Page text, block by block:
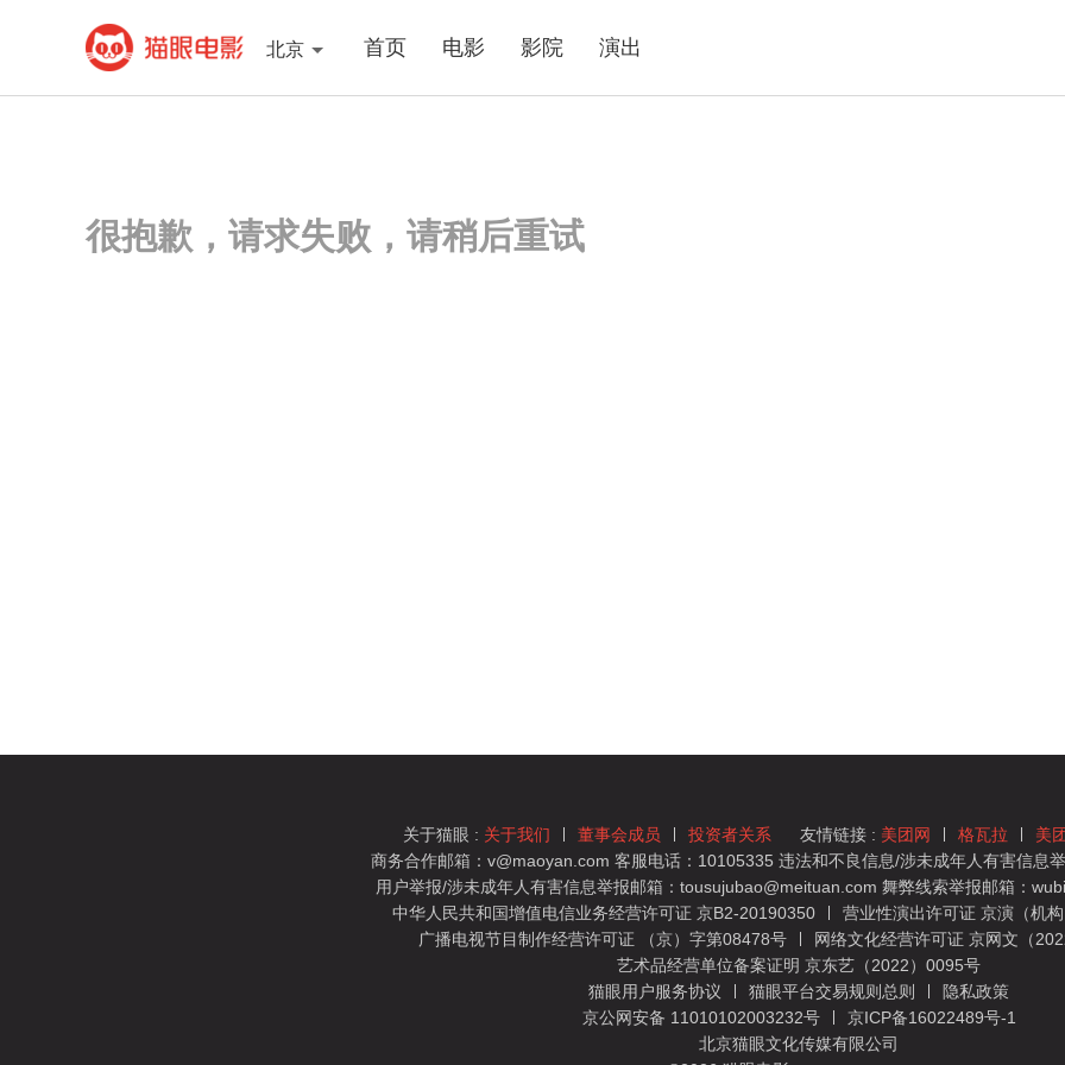
北京 首页 电影 影院 演出
很抱歉，请求失败，请稍后重试
关于猫眼 : 关于我们 董事会成员 投资者关系 友情链接 : 美团网 格瓦拉 美
商务合作邮箱：v@maoyan.com 客服电话：10105335 违法和不良信息/涉未成年人有害信息
用户举报/涉未成年人有害信息举报邮箱：tousujubao@meituan.com 舞弊线索举报邮箱：
中华人民共和国增值电信业务经营许可证 京B2-20190350
营业性演出许可证 京演（机
广播电视节目制作经营许可证 （京）字第08478号
网络文化经营许可证 京网文（
艺术品经营单位备案证明 京东艺（2022）0095号
猫眼用户服务协议
猫眼平台交易规则总则
隐私政策
京公网安备 11010102003232号
京ICP备16022489号-1
北京猫眼文化传媒有限公司